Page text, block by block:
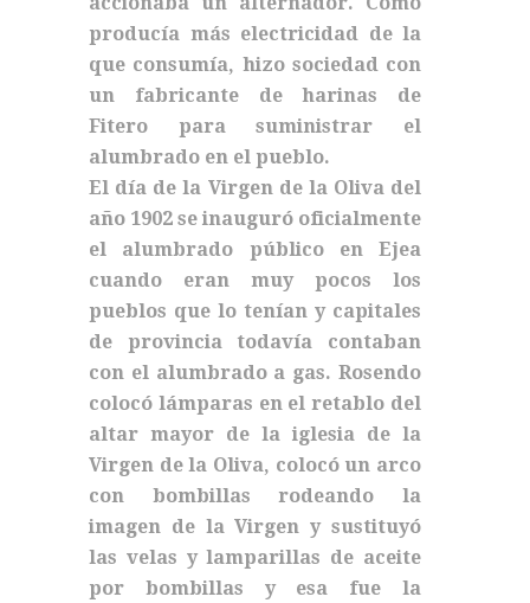
producía más electricidad de la
que consumía, hizo sociedad con
un fabricante de harinas de
Fitero para suministrar el
alumbrado en el pueblo.
El día de la Virgen de la Oliva del
año 1902 se inauguró oficialmente
el alumbrado público en Ejea
cuando eran muy pocos los
pueblos que lo tenían y capitales
de provincia todavía contaban
con el alumbrado a gas. Rosendo
colocó lámparas en el retablo del
altar mayor de la iglesia de la
Virgen de la Oliva, colocó un arco
con bombillas rodeando la
imagen de la Virgen y sustituyó
las velas y lamparillas de aceite
por bombillas y esa fue la